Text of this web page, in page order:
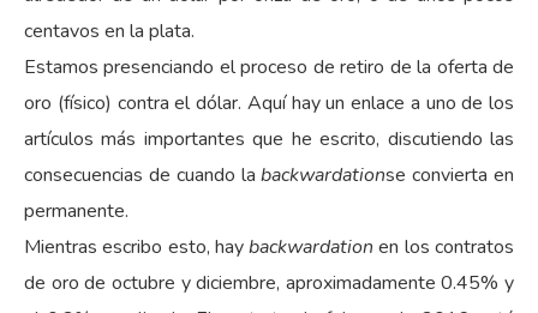
centavos en la plata.
Estamos presenciando el proceso de retiro de la oferta de
oro (físico) contra el dólar. Aquí hay un enlace a uno de los
artículos más importantes que he escrito, discutiendo las
consecuencias de cuando labackwardationse convierta en
permanente.
Mientras escribo esto, haybackwardation en los contratos
de oro de octubre y diciembre, aproximadamente 0.45% y